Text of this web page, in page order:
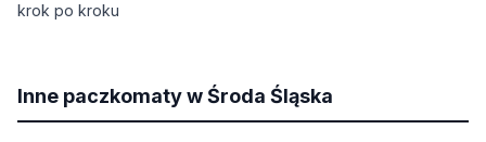
krok po kroku
Inne paczkomaty w Środa Śląska